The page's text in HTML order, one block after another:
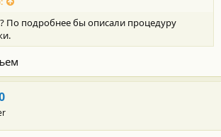
По подробнее бы описали процедуру